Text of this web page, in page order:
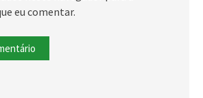
eu comentar.